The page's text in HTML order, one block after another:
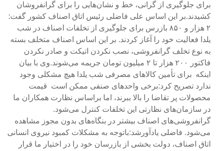
برای جلوگیری از گرانی، خط و نشان‌هایی را برای گرانفروشان
کشیدند.بر این اساس علی فاضلی رئیس اتاق اصناف کشور گفت:
۲ هزار و ۸۵۰ بازرس برای جلوگیری از تخلفات اصناف در شب
یلدا فعالیت خود را آغاز کردند. بر این اساس اصناف متخلف بسته
به نوع تخلف گرانفروشی، نصب نکردن اتیکت و صادر نکردن
فاکتور ۲۰۰ هزار تا ۲ میلیون تومان جریمه می‌شوند.وی با بیان
اینکه برای تأمین کالاهای مصرفی شب یلدا هیچ مشکلی وجود
ندارد تصریح کرد:برخی واحدهای صنفی ممکن است قیمت
محصولات پر تقاضا را بالا ببرند، اما براساس نظارت همکاران ما
در سازمان‌های نظارتی این تخلفات کنترل می‌شود.
گرانفروشی‌های اصناف بیشتر در بنگاه‌های بدون مجوز مشاهده
می‌شود. فاضلی یادآورشد:باتوجه به مشکلات کمبود نیروی انسانی
اتاق اصناف، دولت بخشی از بازرسان خود را در اختیار ما قرار